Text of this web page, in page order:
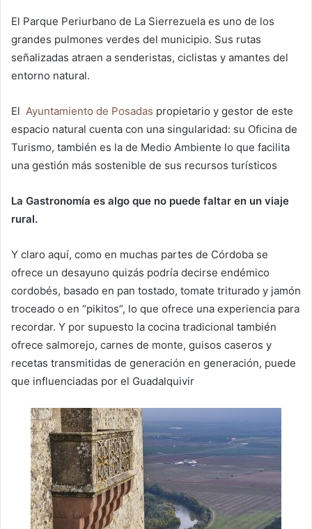
El Parque Periurbano de La Sierrezuela es uno de los
grandes pulmones verdes del municipio. Sus rutas
señalizadas atraen a senderistas, ciclistas y amantes del
entorno natural.
El Ayuntamiento de Posadas propietario y gestor de este
espacio natural cuenta con una singularidad: su Oficina de
Turismo, también es la de Medio Ambiente lo que facilita
una gestión más sostenible de sus recursos turísticos
La Gastronomía es algo que no puede faltar en un viaje
rural.
Y claro aquí, como en muchas partes de Córdoba se
ofrece un desayuno quizás podría decirse endémico
cordobés, basado en pan tostado, tomate triturado y jamón
troceado o en “pikitos”, lo que ofrece una experiencia para
recordar. Y por supuesto la cocina tradicional también
ofrece salmorejo, carnes de monte, guisos caseros y
recetas transmitidas de generación en generación, puede
que influenciadas por el Guadalquivir